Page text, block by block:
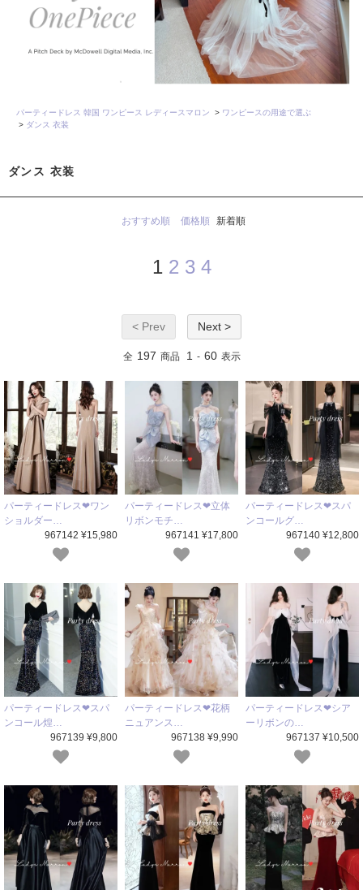
パーティードレス 韓国 ワンピース レディースマロン > ワンピースの用途で選ぶ
> ダンス 衣装
ダンス 衣装
おすすめ順 価格順 新着順
1 2 3 4
< Prev Next >
全 197 商品 1 - 60 表示
パーティードレス❤ワン
ショルダー…
967142 ¥15,980
パーティードレス❤立体
リボンモチ…
967141 ¥17,800
パーティードレス❤スパ
ンコールグ…
967140 ¥12,800
パーティードレス❤スパ
ンコール煌…
967139 ¥9,800
パーティードレス❤花柄
ニュアンス…
967138 ¥9,990
パーティードレス❤シア
ーリボンの…
967137 ¥10,500